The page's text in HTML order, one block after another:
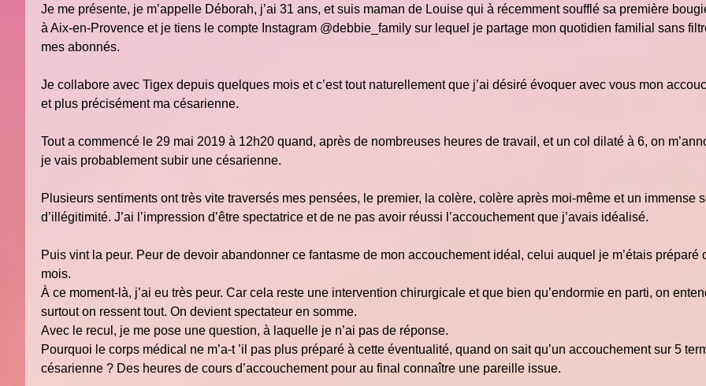
Je me présente, je m’appelle Déborah, j’ai 31 ans, et suis maman de Louise qui à récemment soufflé sa première
à Aix-en-Provence et je tiens le compte Instagram @debbie_family sur lequel je partage mon quotidien familial sans
mes abonnés.
Je collabore avec Tigex depuis quelques mois et c’est tout naturellement que j’ai désiré évoquer avec vous mon
et plus précisément ma césarienne.
Tout a commencé le 29 mai 2019 à 12h20 quand, après de nombreuses heures de travail, et un col dilaté à 6, on
je vais probablement subir une césarienne.
Plusieurs sentiments ont très vite traversés mes pensées, le premier, la colère, colère après moi-même et un immense
d’illégitimité. J’ai l’impression d’être spectatrice et de ne pas avoir réussi l’accouchement que j’avais idéalisé.
Puis vint la peur. Peur de devoir abandonner ce fantasme de mon accouchement idéal, celui auquel je m’étais préparé
mois.
À ce moment-là, j’ai eu très peur. Car cela reste une intervention chirurgicale et que bien qu’endormie en parti, on
surtout on ressent tout. On devient spectateur en somme.
Avec le recul, je me pose une question, à laquelle je n’ai pas de réponse.
Pourquoi le corps médical ne m’a-t ’il pas plus préparé à cette éventualité, quand on sait qu’un accouchement sur 5
césarienne ? Des heures de cours d’accouchement pour au final connaître une pareille issue.